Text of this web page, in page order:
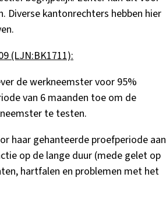
Diverse kantonrechters hebben hier
(LJN:BK1711):
de werkneemster voor 95%
van 6 maanden toe om de
te testen.
haar gehanteerde proefperiode aan
op de lange duur (mede gelet op
hartfalen en problemen met het